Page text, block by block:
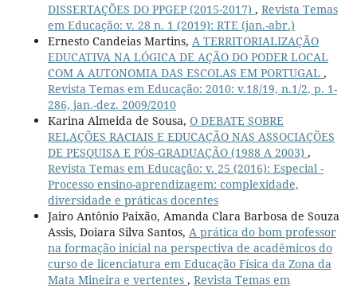
DISSERTAÇÕES DO PPGEP (2015-2017) , Revista Temas
em Educação: v. 28 n. 1 (2019): RTE (jan.-abr.)
Ernesto Candeias Martins, A TERRITORIALIZAÇÃO
EDUCATIVA NA LÓGICA DE AÇÃO DO PODER LOCAL
COM A AUTONOMIA DAS ESCOLAS EM PORTUGAL ,
Revista Temas em Educação: 2010: v.18/19, n.1/2, p. 1-
286, jan.-dez. 2009/2010
Karina Almeida de Sousa, O DEBATE SOBRE
RELAÇÕES RACIAIS E EDUCAÇÃO NAS ASSOCIAÇÕES
DE PESQUISA E PÓS-GRADUAÇÃO (1988 A 2003) ,
Revista Temas em Educação: v. 25 (2016): Especial -
Processo ensino-aprendizagem: complexidade,
diversidade e práticas docentes
Jairo Antônio Paixão, Amanda Clara Barbosa de Souza
Assis, Doiara Silva Santos, A prática do bom professor
na formação inicial na perspectiva de acadêmicos do
curso de licenciatura em Educação Física da Zona da
Mata Mineira e vertentes , Revista Temas em